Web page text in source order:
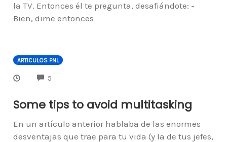
la TV. Entonces él te pregunta, desafiándote: -
Bien, dime entonces
ARTICULOS PNL
5
Some tips to avoid multitasking
En un artículo anterior hablaba de las enormes
desventajas que trae para tu vida (y la de tus jefes,